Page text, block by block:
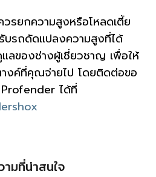
วรยกความสูงหรือโหลดเตี้ย
รับรถดัดแปลงความสูงที่ได้
ลของช่างผู้เชี่ยวชาญ เพื่อให้
งค์ที่คุณจ่ายไป โดยติดต่อขอ
Profender ได้ที่
ามที่น่าสนใจ